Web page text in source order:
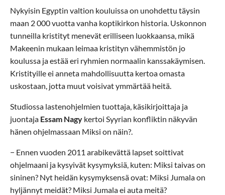
Nykyisin Egyptin valtion kouluissa on unohdettu täysin
maan 2 000 vuotta vanha koptikirkon historia. Uskonnon
tunneilla kristityt menevät erilliseen luokkaansa, mikä
Makeenin mukaan leimaa kristityn vähemmistön jo
koulussa ja estää eri ryhmien normaalin kanssakäymisen.
Kristityille ei anneta mahdollisuutta kertoa omasta
uskostaan, jotta muut voisivat ymmärtää heitä.
Studiossa lastenohjelmien tuottaja, käsikirjoittaja ja
juontaja Essam Nagy kertoi Syyrian konfliktin näkyvän
hänen ohjelmassaan Miksi on näin?.
− Ennen vuoden 2011 arabikevättä lapset soittivat
ohjelmaani ja kysyivät kysymyksiä, kuten: Miksi taivas on
sininen? Nyt heidän kysymyksensä ovat: Miksi Jumala on
hyljännyt meidät? Miksi Jumala ei auta meitä?